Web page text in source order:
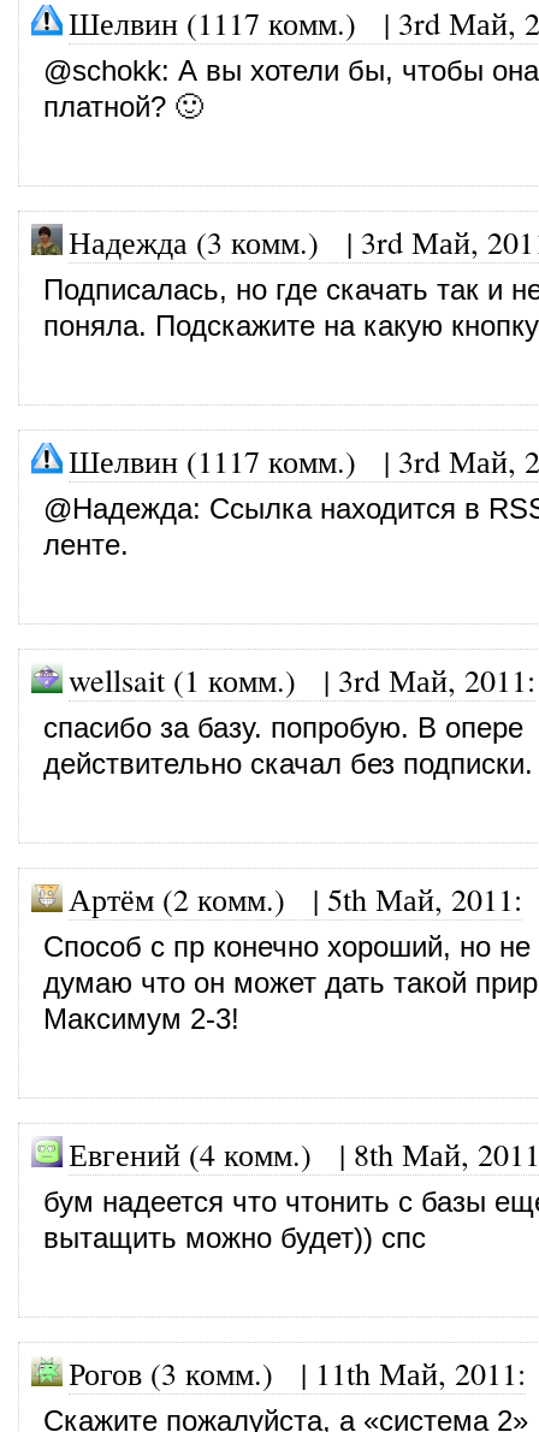
Шелвин (1117 комм.) | 3rd Май,
@schokk: А вы хотели бы, чтобы
платной? 🙂
Надежда (3 комм.) | 3rd Май,
Подписалась, но где скачать так и
поняла. Подскажите на какую
Шелвин (1117 комм.) | 3rd Май,
@Надежда: Ссылка находится в
ленте.
wellsait (1 комм.) | 3rd Май, 2011:
спасибо за базу. попробую. В опере
действительно скачал без подписки.
Артём (2 комм.) | 5th Май, 2011:
Способ с пр конечно хороший, но не
думаю что он может дать такой
Максимум 2-3!
Евгений (4 комм.) | 8th Май, 2011
бум надеется что чтонить с базы
вытащить можно будет)) спс
Рогов (3 комм.) | 11th Май, 2011:
Скажите пожалуйста, а «система 2»